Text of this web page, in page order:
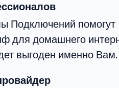
Подключений помогут
для домашнего
выгоден именно Вам.